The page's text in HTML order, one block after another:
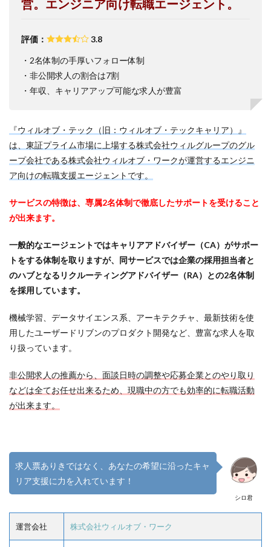
営。エンジニア向け転職エージェント。
評価： 3.8
・2名体制の手厚いフォロー体制
・非公開求人の割合は7割
・年収、キャリアアップ可能な求人が豊富
『ウィルオブ・テック（旧：ウィルオブ・テックキャリア）』
は、東証プライム市場に上場する株式会社ウィルグループのグル
ープ会社である株式会社ウィルオブ・ワークが運営するエンジニ
ア向けの転職支援エージェントです。
サービスの特徴は、専属2名体制で徹底したサポートを受けること
が出来ます。
一般的なエージェントではキャリアアドバイザー（CA）がサポー
トをする体制を取りますが、同サービスでは企業の採用担当者と
のハブとなるリクルーティングアドバイザー（RA）との2名体制
を採用しています。
機械学習、データサイエンス系、アーキテクチャ、最新技術を使
用したユーザードリブンのプロダクト開発など、豊富な求人を取
り扱っています。
非公開求人の推薦から、面談日時の調整や応募企業とのやり取り
などは全てお任せ出来るため、現職中の方でも効率的に転職活動
が出来ます。
シロ君
求人票ありきではなく、あなたの希望に沿ったキャ
リア支援に力を入れています！
運営会社 株式会社ウィルオブ・ワーク